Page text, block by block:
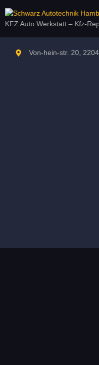
KFZ Auto Werkstatt – Kfz-
Von-hein-str. 20,